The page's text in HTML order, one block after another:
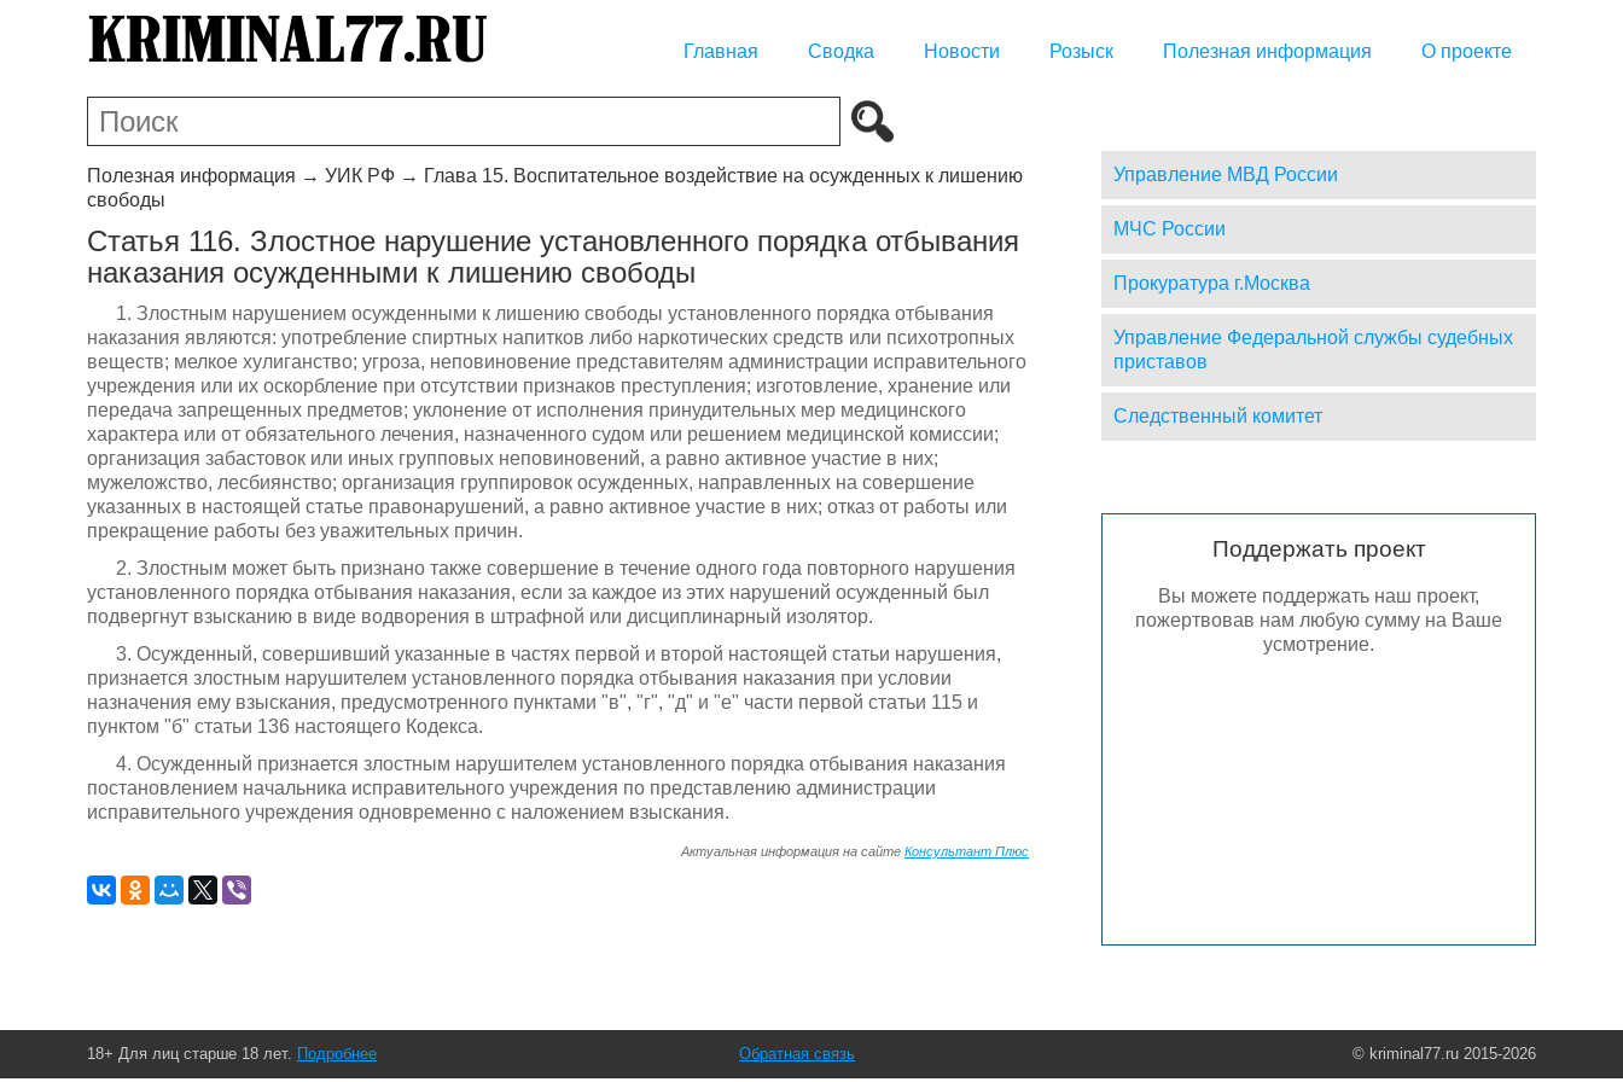
Главная Сводка Новости Розыск Полезная информация О проекте
Полезная информация → УИК РФ → Глава 15. Воспитательное воздействие на осужденных к лишению
свободы
Статья 116. Злостное нарушение установленного порядка отбывания
наказания осужденными к лишению свободы
1. Злостным нарушением осужденными к лишению свободы установленного порядка отбывания
наказания являются: употребление спиртных напитков либо наркотических средств или психотропных
веществ; мелкое хулиганство; угроза, неповиновение представителям администрации исправительного
учреждения или их оскорбление при отсутствии признаков преступления; изготовление, хранение или
передача запрещенных предметов; уклонение от исполнения принудительных мер медицинского
характера или от обязательного лечения, назначенного судом или решением медицинской комиссии;
организация забастовок или иных групповых неповиновений, а равно активное участие в них;
мужеложство, лесбиянство; организация группировок осужденных, направленных на совершение
указанных в настоящей статье правонарушений, а равно активное участие в них; отказ от работы или
прекращение работы без уважительных причин.
2. Злостным может быть признано также совершение в течение одного года повторного нарушения
установленного порядка отбывания наказания, если за каждое из этих нарушений осужденный был
подвергнут взысканию в виде водворения в штрафной или дисциплинарный изолятор.
3. Осужденный, совершивший указанные в частях первой и второй настоящей статьи нарушения,
признается злостным нарушителем установленного порядка отбывания наказания при условии
назначения ему взыскания, предусмотренного пунктами "в", "г", "д" и "е" части первой статьи 115 и
пунктом "б" статьи 136 настоящего Кодекса.
4. Осужденный признается злостным нарушителем установленного порядка отбывания наказания
постановлением начальника исправительного учреждения по представлению администрации
исправительного учреждения одновременно с наложением взыскания.
Актуальная информация на сайте Консультант Плюс
Управление МВД России
МЧС России
Прокуратура г.Москва
Управление Федеральной службы судебных
приставов
Следственный комитет
Поддержать проект
Вы можете поддержать наш проект,
пожертвовав нам любую сумму на Ваше
усмотрение.
18+ Для лиц старше 18 лет. Подробнее © kriminal77.ru 2015-2026
Обратная связь